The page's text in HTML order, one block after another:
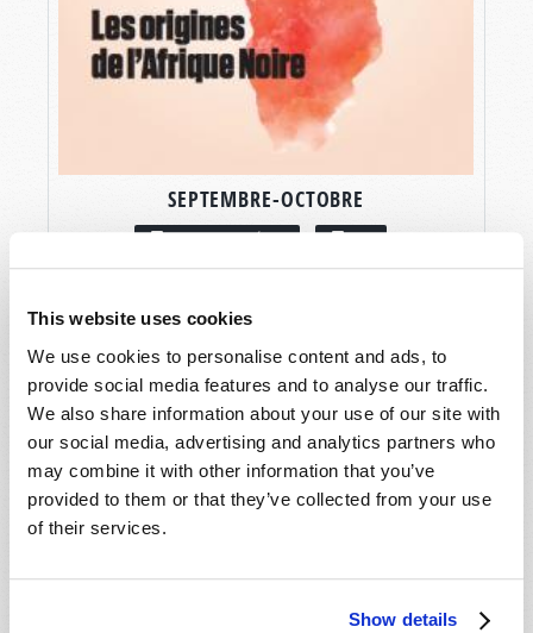
This website uses cookies
We use cookies to personalise content and ads, to
provide social media features and to analyse our traffic.
We also share information about your use of our site with
our social media, advertising and analytics partners who
may combine it with other information that you’ve
provided to them or that they’ve collected from your use
of their services.
Show details
SEPTEMBRE-OCTOBRE
LIRE CE NUMÉRO PDF